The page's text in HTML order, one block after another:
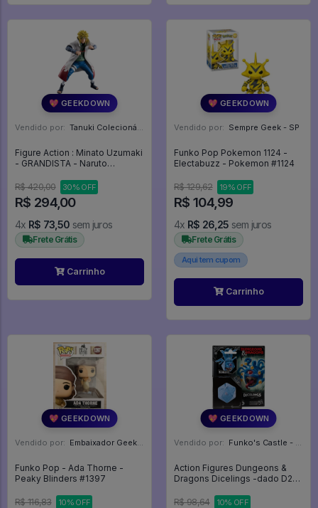
💖 GEEKDOWN
Vendido por: Tanuki Colecionáveis - SP
Figure Action : Minato Uzumaki
- GRANDISTA - Naruto
R$ 420,00
30% OFF
R$ 294,00
4x R$ 73,50 sem juros
Frete Grátis
Carrinho
💖 GEEKDOWN
Vendido por: Sempre Geek - SP
Funko Pop Pokemon 1124 -
Electabuzz - Pokemon #1124
R$ 129,62 19% OFF
R$ 104,99
4x R$ 26,25 sem juros
Frete Grátis
Aqui tem cupom
Carrinho
💖 GEEKDOWN
Vendido por: Embaixador Geek - SP
Funko Pop - Ada Thorne -
Peaky Blinders #1397
R$ 116,83 10% OFF
💖 GEEKDOWN
Vendido por: Funko's Castle - SP
Action Figures Dungeons &
Dragons Dicelings -dado D20
Dungeons & Dragons
R$ 98,64 10% OFF